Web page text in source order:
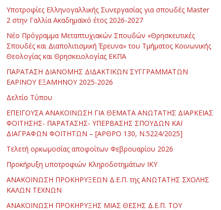
Υποτροφίες Ελληνογαλλικής Συνεργασίας για σπουδές Master
2 στην Γαλλία Ακαδημαϊκό έτος 2026-2027
Νέο Πρόγραμμα Μεταπτυχιακών Σπουδών «Θρησκευτικές
Σπουδές και Διαπολιτισμική Έρευνα» του Τμήματος Κοινωνικής
Θεολογίας και Θρησκειολογίας ΕΚΠΑ
ΠΑΡΑΤΑΣΗ ΔΙΑΝΟΜΗΣ ΔΙΔΑΚΤΙΚΩΝ ΣΥΓΓΡΑΜΜΑΤΩΝ
ΕΑΡΙΝΟΥ ΕΞΑΜΗΝΟΥ 2025-2026
Δελτίο Τύπου
ΕΠΕΙΓΟΥΣΑ ΑΝΑΚΟΙΝΩΣΗ ΓΙΑ ΘΕΜΑΤΑ ΑΝΩΤΑΤΗΣ ΔΙΑΡΚΕΙΑΣ
ΦΟΙΤΗΣΗΣ- ΠΑΡΑΤΑΣΗΣ- ΥΠΕΡΒΑΣΗΣ ΣΠΟΥΔΩΝ ΚΑΙ
ΔΙΑΓΡΑΦΩΝ ΦΟΙΤΗΤΩΝ – [ΑΡΘΡΟ 130, Ν.5224/2025]
Τελετή ορκωμοσίας αποφοίτων Φεβρουαρίου 2026
Προκήρυξη υποτροφιών Κληροδοτημάτων ΙΚΥ
ΑΝΑΚΟΙΝΩΣΗ ΠΡΟΚΗΡΥΞΕΩΝ Δ.Ε.Π. της ΑΝΩΤΑΤΗΣ ΣΧΟΛΗΣ
ΚΑΛΩΝ ΤΕΧΝΩΝ
ΑΝΑΚΟΙΝΩΣΗ ΠΡΟΚΗΡΥΞΗΣ ΜΙΑΣ ΘΕΣΗΣ Δ.Ε.Π. ΤΟΥ